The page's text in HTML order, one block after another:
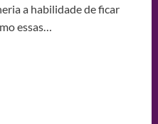
a habilidade de ficar
essas…